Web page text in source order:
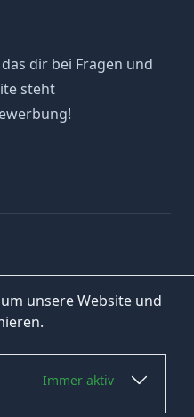
unsere Website und
Immer aktiv
dir bei Fragen und
steht